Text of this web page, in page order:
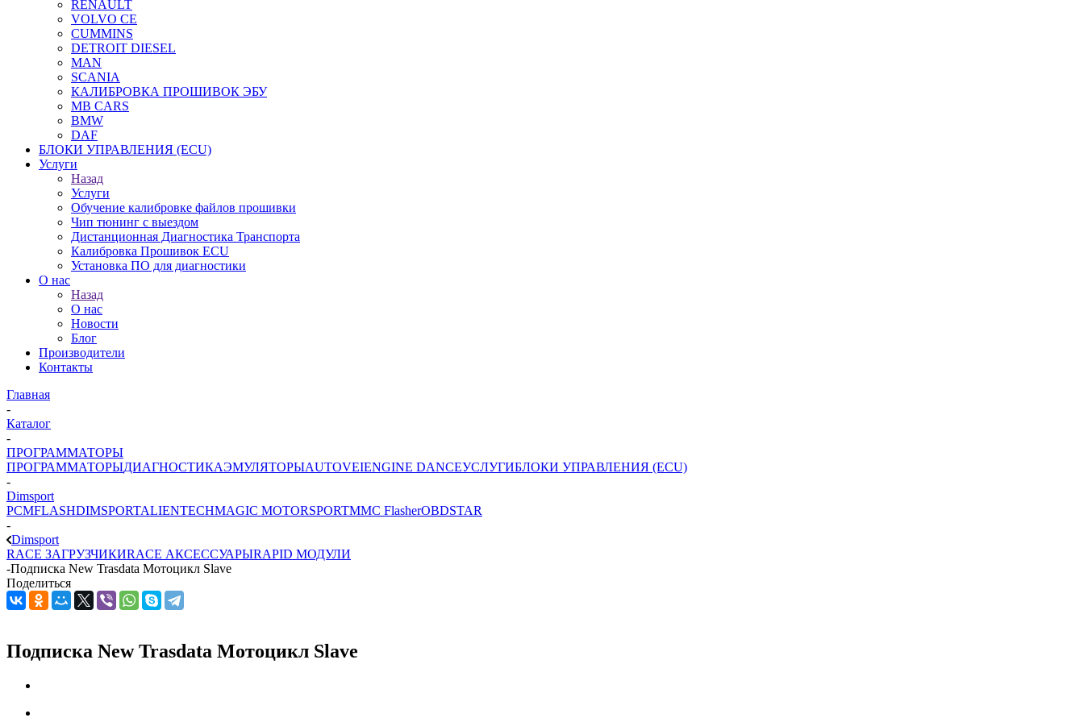
RENAULT
VOLVO CE
CUMMINS
DETROIT DIESEL
MAN
SCANIA
КАЛИБРОВКА ПРОШИВОК ЭБУ
MB CARS
BMW
DAF
БЛОКИ УПРАВЛЕНИЯ (ECU)
Услуги
Назад
Услуги
Обучение калибровке файлов прошивки
Чип тюнинг с выездом
Дистанционная Диагностика Транспорта
Калибровка Прошивок ECU
Установка ПО для диагностики
О нас
Назад
О нас
Новости
Блог
Производители
Контакты
Главная
-
Каталог
-
ПРОГРАММАТОРЫ
ПРОГРАММАТОРЫДИАГНОСТИКАЭМУЛЯТОРЫAUTOVEIENGINE DANCEУСЛУГИБЛОКИ УПРАВЛЕНИЯ (ECU)
-
Dimsport
PCMFLASHDIMSPORTALIENTECHMAGIC MOTORSPORTMMC FlasherOBDSTAR
-
Dimsport
RACE ЗАГРУЗЧИКИRACE АКСЕССУАРЫRAPID МОДУЛИ
-Подписка New Trasdata Мотоцикл Slave
Поделиться
Подписка New Trasdata Мотоцикл Slave